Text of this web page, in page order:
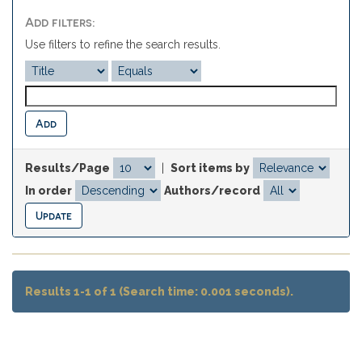
Add filters:
Use filters to refine the search results.
Results/Page
Sort items by
In order
Authors/record
Results 1-1 of 1 (Search time: 0.001 seconds).